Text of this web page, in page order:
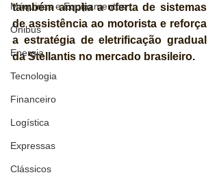
Máquinas e Equipamentos
Ônibus
Energia
Tecnologia
Financeiro
Logística
Expressas
Clássicos
também amplia a oferta de sistemas
de assistência ao motorista e reforça
a estratégia de eletrificação gradual
da Stellantis no mercado brasileiro.